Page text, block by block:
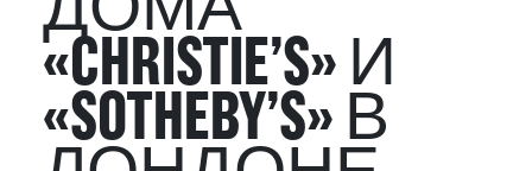
«CHRISTIE’S» И
«SOTHEBY’S» В